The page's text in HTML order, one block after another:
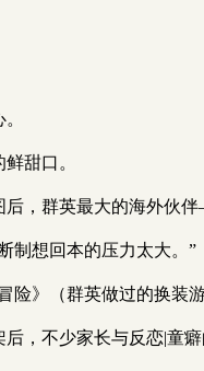
甜口。
，群英最大的海外
制想回本的压力太大。”
险》（群英做过的换
，不少家长与反恋|童